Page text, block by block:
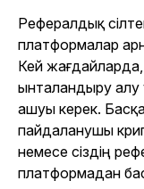
Рефералдық
платформалар
Кей
ынталандыру алу
ашуы керек.
пайдаланушы
немесе сіздің
платформадан